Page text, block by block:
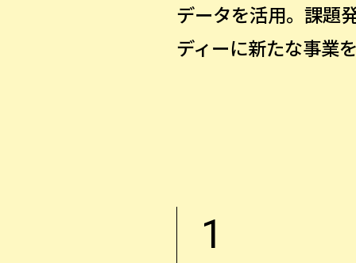
データを活用。課題
ディーに新たな事業
1